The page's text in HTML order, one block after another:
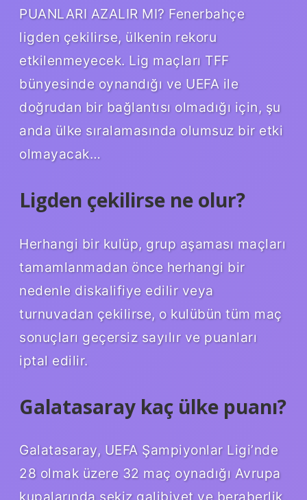
PUANLARI AZALIR MI? Fenerbahçe
ligden çekilirse, ülkenin rekoru
etkilenmeyecek. Lig maçları TFF
bünyesinde oynandığı ve UEFA ile
doğrudan bir bağlantısı olmadığı için, şu
anda ülke sıralamasında olumsuz bir etki
olmayacak…
Ligden çekilirse ne olur?
Herhangi bir kulüp, grup aşaması maçları
tamamlanmadan önce herhangi bir
nedenle diskalifiye edilir veya
turnuvadan çekilirse, o kulübün tüm maç
sonuçları geçersiz sayılır ve puanları
iptal edilir.
Galatasaray kaç ülke puanı?
Galatasaray, UEFA Şampiyonlar Ligi’nde
28 olmak üzere 32 maç oynadığı Avrupa